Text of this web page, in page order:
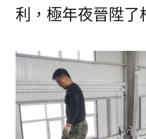
利，極年夜晉陞了